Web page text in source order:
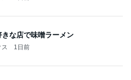
な店で味噌ラーメン
1日前